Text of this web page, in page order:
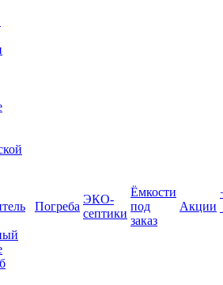
Погреба
ЭКО-
септики
Ёмкости
под
заказ
Акции